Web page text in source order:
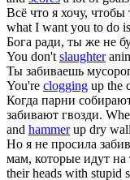
Всё что я хочу, чтобы
what I want you to do
Бога ради, ты же не
You don'tslaughter
Ты забиваешь
You're clogging up the
Когда парни
забивают гвозди.
and hammerup dry
Но я не просила
мам, которые идут
their heads with stupid